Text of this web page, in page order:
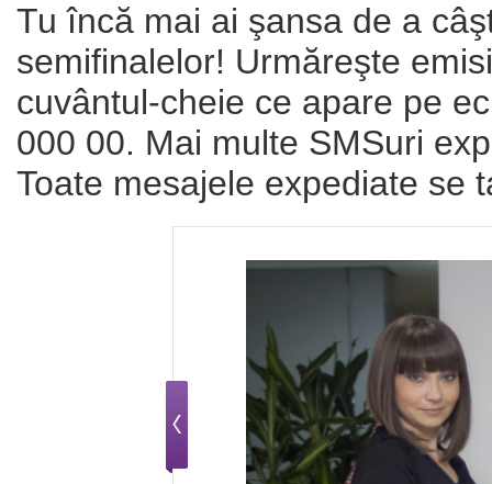
Tu încă mai ai şansa de a
semifinalelor! Urmăreşte
cuvântul-cheie ce apare pe
000 00. Mai multe SMSuri
Toate mesajele expediate se